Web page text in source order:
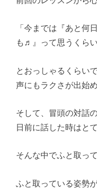
「今までは『あと何
も♬』って思うくらい
とおっしゃるくらい
声にもラクさが出始
そして、冒頭の対話
日前に話した時はと
そんな中でふと取っ
ふと取っている姿勢